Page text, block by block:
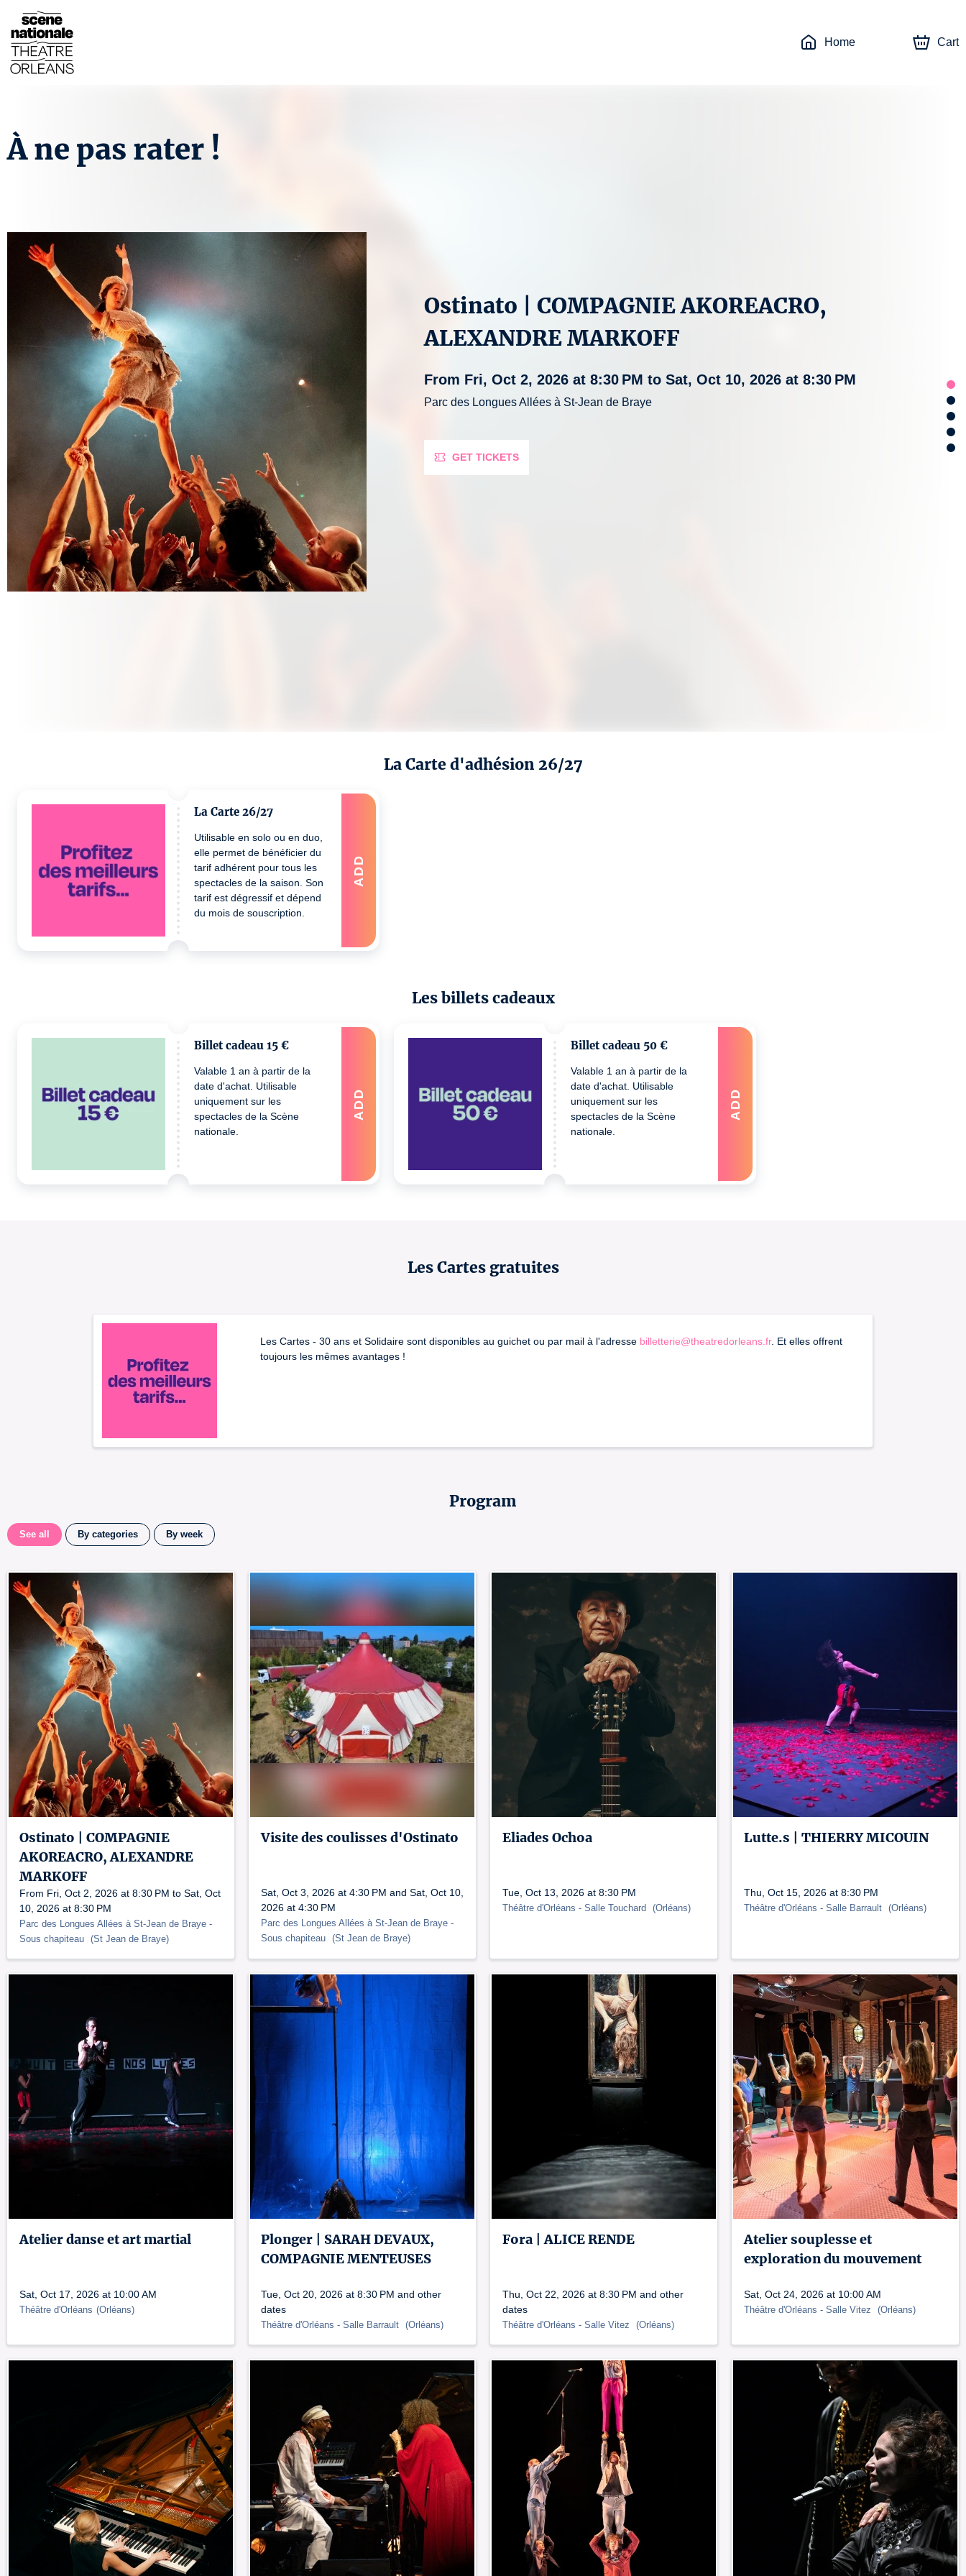
Home Cart
Program
See all By categories By week
Ostinato | COMPAGNIE
AKOREACRO, ALEXANDRE
MARKOFF
From Fri, Oct 2, 2026 at 8:30 PM to Sat, Oct
10, 2026 at 8:30 PM
Parc des Longues Allées à St-Jean de Braye -
Sous chapiteau (St Jean de Braye)
Visite des coulisses d'Ostinato
Sat, Oct 3, 2026 at 4:30 PM and Sat, Oct 10,
2026 at 4:30 PM
Parc des Longues Allées à St-Jean de Braye -
Sous chapiteau (St Jean de Braye)
Eliades Ochoa
Tue, Oct 13, 2026 at 8:30 PM
Théâtre d'Orléans - Salle Touchard (Orléans)
Lutte.s | THIERRY MICOUIN
Thu, Oct 15, 2026 at 8:30 PM
Théâtre d'Orléans - Salle Barrault (Orléans)
Atelier danse et art martial
Sat, Oct 17, 2026 at 10:00 AM
Théâtre d'Orléans (Orléans)
Plonger | SARAH DEVAUX,
COMPAGNIE MENTEUSES
Tue, Oct 20, 2026 at 8:30 PM and other
dates
Théâtre d'Orléans - Salle Barrault (Orléans)
Fora | ALICE RENDE
Thu, Oct 22, 2026 at 8:30 PM and other
dates
Théâtre d'Orléans - Salle Vitez (Orléans)
Atelier souplesse et
exploration du mouvement
Sat, Oct 24, 2026 at 10:00 AM
Théâtre d'Orléans - Salle Vitez (Orléans)
La Carte d'adhésion 26/27
La Carte 26/27
Utilisable en solo ou en duo,
elle permet de bénéficier du
tarif adhérent pour tous les
spectacles de la saison. Son
tarif est dégressif et dépend
du mois de souscription.
ADD
Les billets cadeaux
Billet cadeau 15 €
Valable 1 an à partir de la
date d'achat. Utilisable
uniquement sur les
spectacles de la Scène
nationale.
ADD
Billet cadeau 50 €
Valable 1 an à partir de la
date d'achat. Utilisable
uniquement sur les
spectacles de la Scène
nationale.
ADD
À ne pas rater !
Ostinato | COMPAGNIE AKOREACRO,
ALEXANDRE MARKOFF
From Fri, Oct 2, 2026 at 8:30 PM to Sat, Oct 10, 2026 at 8:30 PM
Parc des Longues Allées à St-Jean de Braye
GET TICKETS
Les Cartes gratuites
Les Cartes - 30 ans et Solidaire sont disponibles au guichet ou par mail à l'adresse billetterie@theatredorleans.fr. Et elles offrent
toujours les mêmes avantages !